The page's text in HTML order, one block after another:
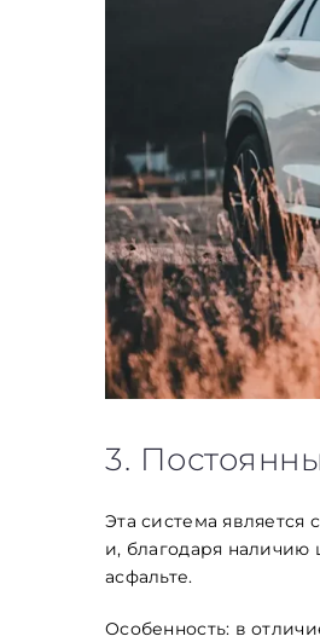
3.
Эта система
и, благодаря наличию
асфальте.
Особенность: в